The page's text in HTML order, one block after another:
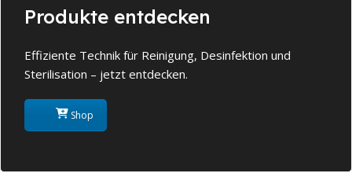
Produkte entdecken
Effiziente Technik für Reinigung, Desinfektion und
Sterilisation – jetzt entdecken.
Shop